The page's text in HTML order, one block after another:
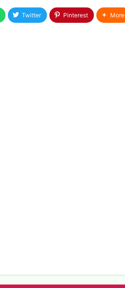
Twitter Pinterest More